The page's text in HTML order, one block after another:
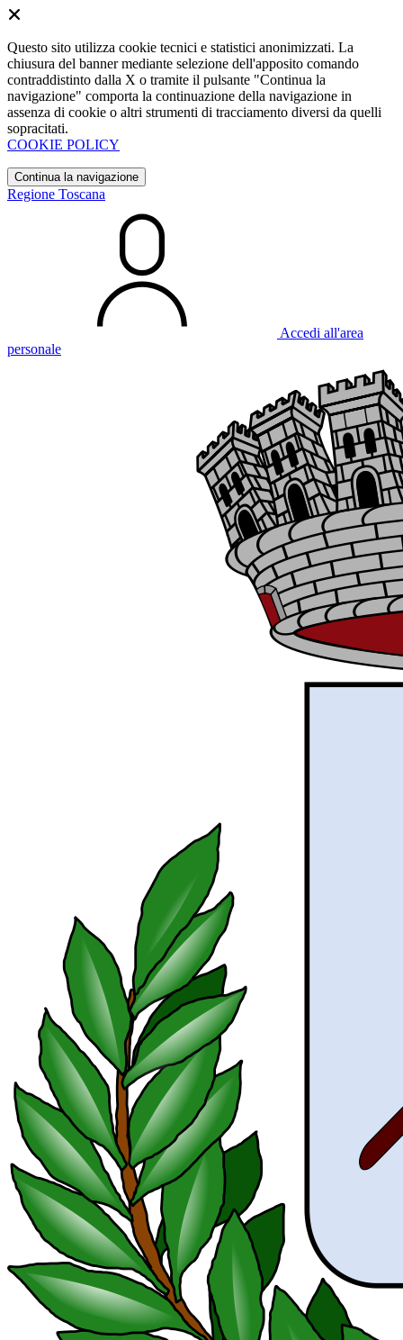
Questo sito utilizza cookie tecnici e statistici anonimizzati. La
chiusura del banner mediante selezione dell'apposito comando
contraddistinto dalla X o tramite il pulsante "Continua la
navigazione" comporta la continuazione della navigazione in
assenza di cookie o altri strumenti di tracciamento diversi da quelli
sopracitati.
COOKIE POLICY
Continua la navigazione
Regione Toscana
Accedi all'area
personale